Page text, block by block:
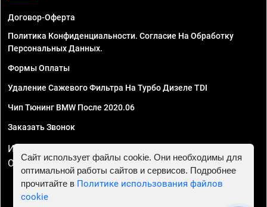
Договор-Оферта
Политика Конфиденциальности. Согласие На Обработку
Персональных Данных.
Формы Оплаты
Удаление Сажевого Фильтра На Турбо Дизеле TDI
Чип Тюнинг BMW После 2020.06
Заказать Звонок
ИП Смирнов Георгий Павлович. ИНН 781302555843,
ОГРНИП 324470400032610
Сайт использует файлы cookie. Они необходимы для
оптимальной работы сайтов и сервисов. Подробнее
прочитайте в Политике использования файлов
cookie